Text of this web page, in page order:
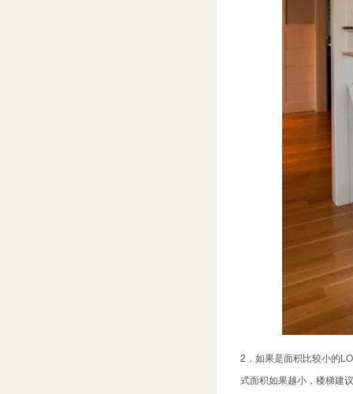
​2，如果是面积比较小的
式面积如果越小，楼梯建